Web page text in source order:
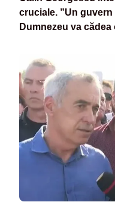
cruciale. ”Un
Dumnezeu va cădea